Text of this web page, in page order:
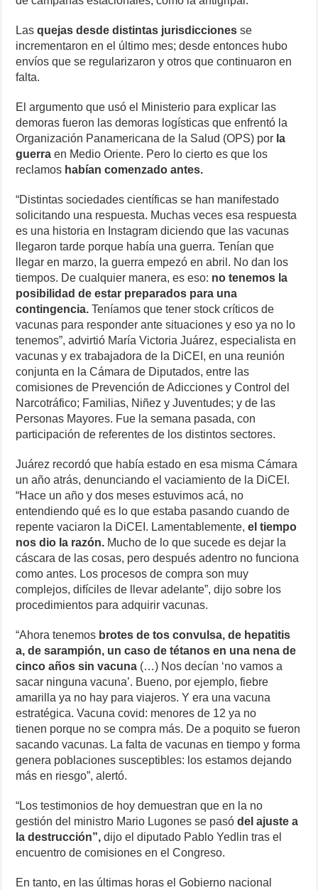
Lasquejas desde distintas jurisdicciones se
incrementaron en el último mes; desde entonces hubo
envíos que se regularizaron y otros que continuaron en
falta.
El argumento que usó el Ministerio para explicar las
demoras fueron las demoras logísticas que enfrentó la
Organización Panamericana de la Salud (OPS) por la
guerra en Medio Oriente. Pero lo cierto es que los
reclamos habían comenzado antes.
“Distintas sociedades científicas se han manifestado
solicitando una respuesta. Muchas veces esa respuesta
es una historia en Instagram diciendo que las vacunas
llegaron tarde porque había una guerra. Tenían que
llegar en marzo, la guerra empezó en abril. No dan los
tiempos. De cualquier manera, es eso: no tenemos la
posibilidad de estar preparados para una
contingencia.Teníamos que tener stock críticos de
vacunas para responder ante situaciones y eso ya no lo
tenemos”, advirtió María Victoria Juárez, especialista en
vacunas y ex trabajadora de la DiCEI, en una reunión
conjunta en la Cámara de Diputados, entre las
comisiones de Prevención de Adicciones y Control del
Narcotráfico; Familias, Niñez y Juventudes; y de las
Personas Mayores. Fue la semana pasada, con
participación de referentes de los distintos sectores.
Juárez recordó que había estado en esa misma Cámara
un año atrás, denunciando el vaciamiento de la DiCEI.
“Hace un año y dos meses estuvimos acá, no
entendiendo qué es lo que estaba pasando cuando de
repente vaciaron la DiCEI. Lamentablemente,el tiempo
nos dio la razón. Mucho de lo que sucede es dejar la
cáscara de las cosas, pero después adentro no funciona
como antes. Los procesos de compra son muy
complejos, difíciles de llevar adelante”, dijo sobre los
procedimientos para adquirir vacunas.
“Ahora tenemos brotes de tos convulsa, de hepatitis
a, de sarampión, un caso de tétanos en una nena de
cinco años sin vacuna (…) Nos decían ‘no vamos a
sacar ninguna vacuna’. Bueno, por ejemplo, fiebre
amarilla ya no hay para viajeros. Y era una vacuna
estratégica. Vacuna covid: menores de 12 ya no
tienen porque no se compra más. De a poquito se fueron
sacando vacunas. La falta de vacunas en tiempo y forma
genera poblaciones susceptibles: los estamos dejando
más en riesgo”, alertó.
“Los testimonios de hoy demuestran que en la no
gestión del ministro Mario Lugones se pasódel ajuste a
la destrucción”, dijo el diputado Pablo Yedlin tras el
encuentro de comisiones en el Congreso.
En tanto, en las últimas horas el Gobierno nacional